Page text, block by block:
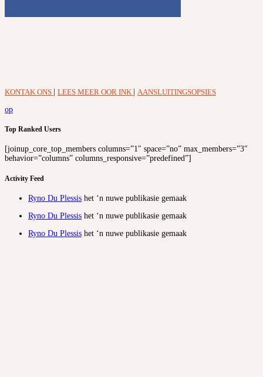
KONTAK ONS | LEES MEER OOR INK | AANSLUITINGSOPSIES
op
Top Ranked Users
[joinup_core_top_members columns=”1″ space=”no” max_members=”3″
behavior=”columns” columns_responsive=”predefined”]
Activity Feed
Ryno Du Plessis het ‘n nuwe publikasie gemaak
Ryno Du Plessis het ‘n nuwe publikasie gemaak
Ryno Du Plessis het ‘n nuwe publikasie gemaak